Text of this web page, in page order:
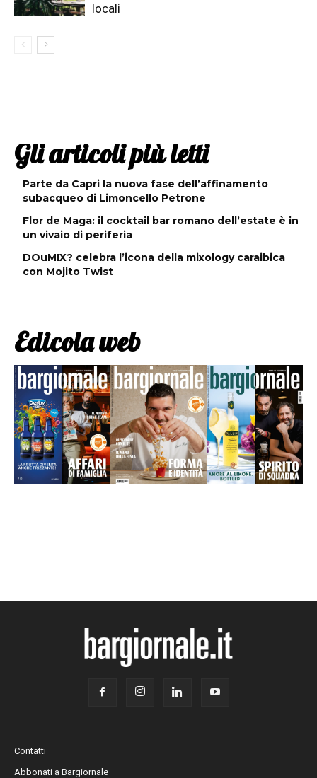
locali
Gli articoli più letti
Parte da Capri la nuova fase dell’affinamento
subacqueo di Limoncello Petrone
Flor de Maga: il cocktail bar romano dell’estate è in
un vivaio di periferia
DOuMIX? celebra l’icona della mixology caraibica
con Mojito Twist
Edicola web
Contatti
Abbonati a Bargiornale